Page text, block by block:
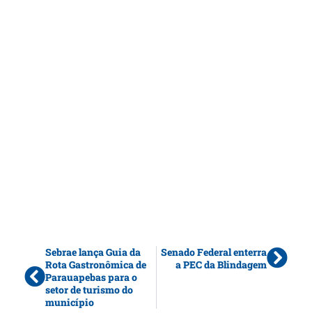
Sebrae lança Guia da
Rota Gastronômica de
Parauapebas para o
setor de turismo do
município
Senado Federal enterra
a PEC da Blindagem